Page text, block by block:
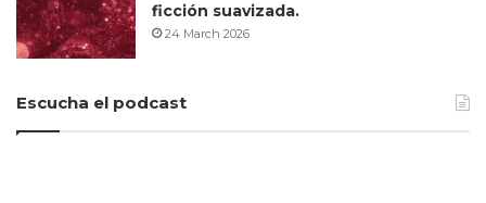
ficción suavizada.
24 March 2026
Escucha el podcast